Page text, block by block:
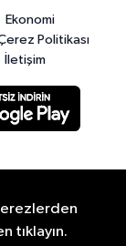
Ekonomi
Politikası
İletişim
tıklayın.